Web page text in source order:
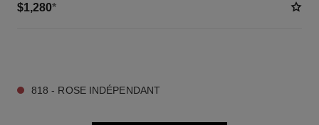
$1,280*
818 - ROSE INDÉPENDANT